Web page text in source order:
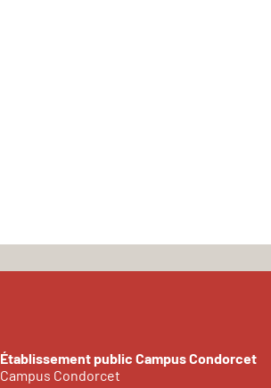
Établissement public Campus Condorcet
Campus Condorcet